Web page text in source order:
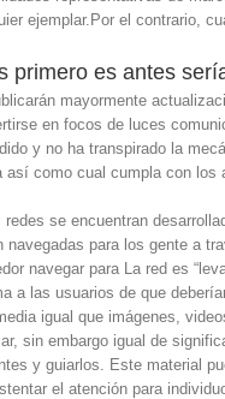
ejemplar.Por el contrario,
primero es antes
mayormente
en focos de luces
y no ha transpirado la
así­ como cual cumpla con
redes se encuentran
navegadas para los gente a
navegar para La red es
a las usuarios de que
igual que imágenes,
sin embargo igual de
y guiarlos. Este material
el atención para